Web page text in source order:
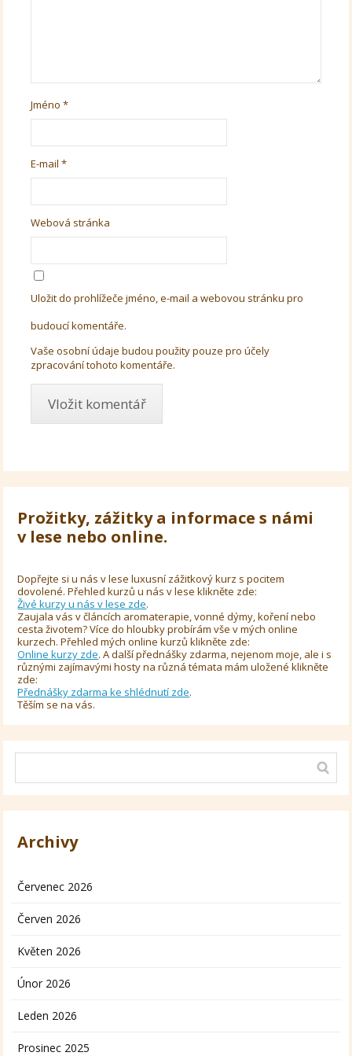
Jméno*
E-mail*
Webová stránka
Uložit do prohlížeče jméno, e-mail a webovou stránku pro
budoucí komentáře.
Vaše osobní údaje budou použity pouze pro účely
zpracování tohoto komentáře.
Prožitky, zážitky a informace s námi
v lese nebo online.
Dopřejte si u nás v lese luxusní zážitkový kurz s pocitem
dovolené. Přehled kurzů u nás v lese klikněte zde:
Živé kurzy u nás v lese zde.
Zaujala vás v článcích aromaterapie, vonné dýmy, koření nebo
cesta životem? Více do hloubky probírám vše v mých online
kurzech. Přehled mých online kurzů klikněte zde:
Online kurzy zde. A další přednášky zdarma, nejenom moje, ale i s
různými zajímavými hosty na různá témata mám uložené klikněte
zde:
Přednášky zdarma ke shlédnutí zde.
Těším se na vás.
Archivy
Červenec 2026
Červen 2026
Květen 2026
Únor 2026
Leden 2026
Prosinec 2025